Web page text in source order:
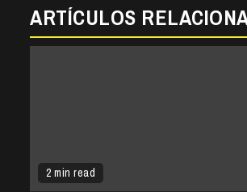
ARTÍCULOS
2 min read